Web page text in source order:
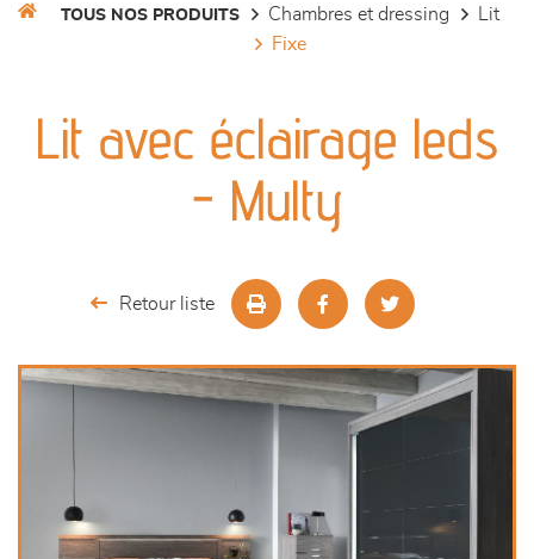
séjours
meubles de complément
TOUS NOS PRODUITS chambres et dressing
lit
fixe
Lit avec éclairage leds
- Multy
Retour liste